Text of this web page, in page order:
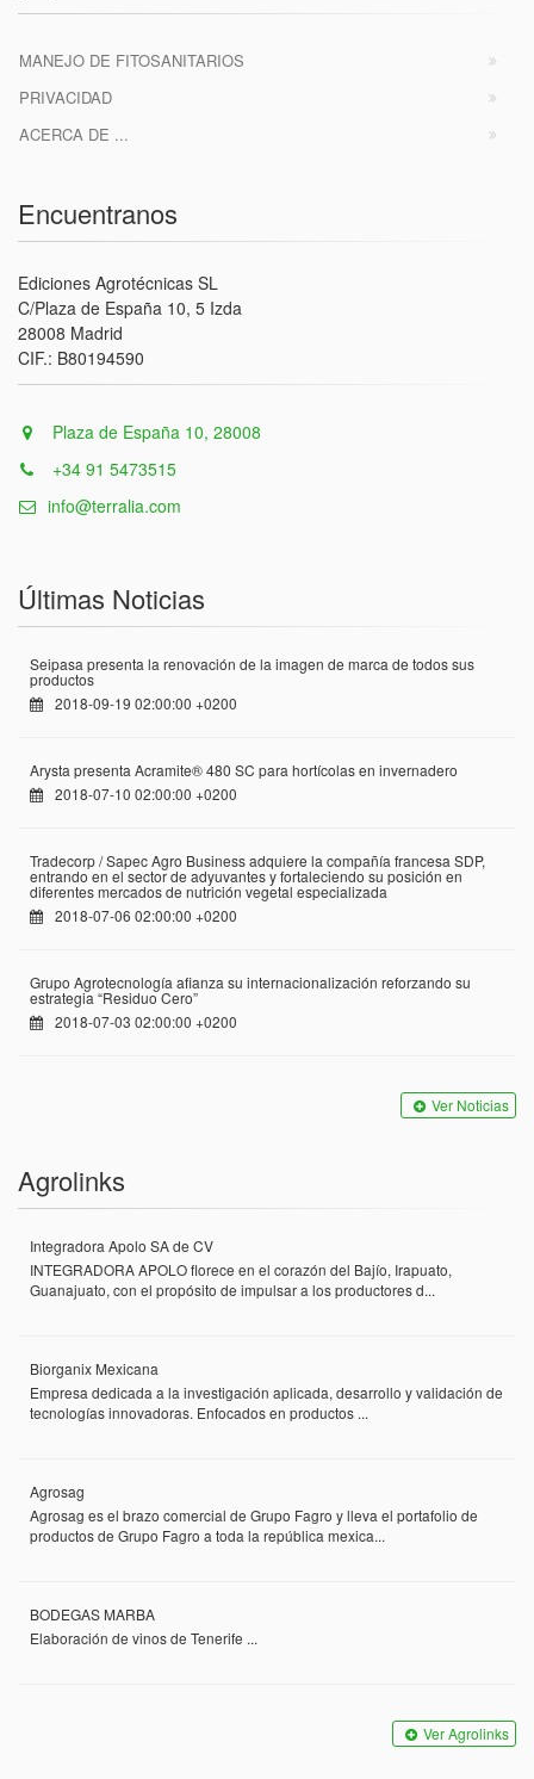
MANEJO DE FITOSANITARIOS
PRIVACIDAD
ACERCA DE ...
Encuentranos
Ediciones Agrotécnicas SL
C/Plaza de España 10, 5 Izda
28008 Madrid
CIF.: B80194590
Plaza de España 10, 28008
+34 91 5473515
info@terralia.com
Últimas Noticias
Seipasa presenta la renovación de la imagen de marca de todos sus
productos
2018-09-19 02:00:00 +0200
Arysta presenta Acramite® 480 SC para hortícolas en invernadero
2018-07-10 02:00:00 +0200
Tradecorp / Sapec Agro Business adquiere la compañía francesa SDP,
entrando en el sector de adyuvantes y fortaleciendo su posición en
diferentes mercados de nutrición vegetal especializada
2018-07-06 02:00:00 +0200
Grupo Agrotecnología afianza su internacionalización reforzando su
estrategia “Residuo Cero”
2018-07-03 02:00:00 +0200
Ver Noticias
Agrolinks
Integradora Apolo SA de CV
INTEGRADORA APOLO florece en el corazón del Bajío, Irapuato,
Guanajuato, con el propósito de impulsar a los productores d...
Biorganix Mexicana
Empresa dedicada a la investigación aplicada, desarrollo y validación de
tecnologías innovadoras. Enfocados en productos ...
Agrosag
Agrosag es el brazo comercial de Grupo Fagro y lleva el portafolio de
productos de Grupo Fagro a toda la república mexica...
BODEGAS MARBA
Elaboración de vinos de Tenerife ...
Ver Agrolinks